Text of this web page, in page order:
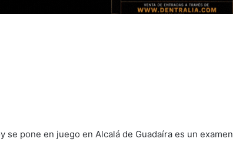
pone en juego en Alcalá de Guadaíra es un examen